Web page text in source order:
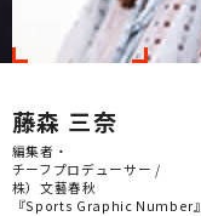
藤森 三奈
編集者・
チーフプロデューサー /
株）文藝春秋
『Sports Graphic Number』